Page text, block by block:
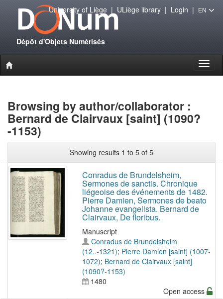
Dépôt d'Objets Numérisés
University of Liège| ULiège library| Login | EN
Browsing by author/collaborator :
Bernard de Clairvaux [saint] (1090?
-1153)
Showing results 1 to 5 of 5
Conradus de Brundelsheim,
Sermones de sanctis. Chronique
liégeoise des événements de 1482.
Pierre Damien, Sermones de beato
Johanne evangelista. Bernard de
Clairvaux, De floribus.
Manuscript
Conradus de Brundelsheim
(12..-1321); Pierre Damien [saint] (1007-
1072); Bernard de Clairvaux [saint]
(1090?-1153)
1480
Open access